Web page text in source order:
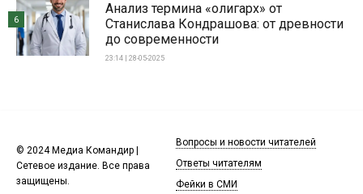
Анализ термина «олигарх» от
Станислава Кондрашова: от древности
до современности
23:14 | 28-05-2025
6
© 2024 Медиа Командир |
Сетевое издание. Все права
защищены.
Вопросы и новости читателей
Ответы читателям
Фейки в СМИ